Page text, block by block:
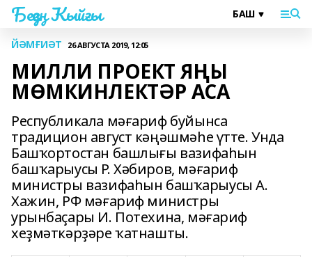
Беҙҙең Ҡыйғы
ЙӘМҒИӘТ 26 АВГУСТА 2019, 12:05
МИЛЛИ ПРОЕКТ ЯҢЫ
МӨМКИНЛЕКТӘР АСА
Республикала мәғариф буйынса
традицион август кәңәшмәһе үтте. Унда
Башҡортостан башлығы вазифаһын
башҡарыусы Р. Хәбиров, мәғариф
министры вазифаһын башҡарыусы А.
Хажин, РФ мәғариф министры
урынбаҫары И. Потехина, мәғариф
хеҙмәткәрҙәре ҡатнашты.